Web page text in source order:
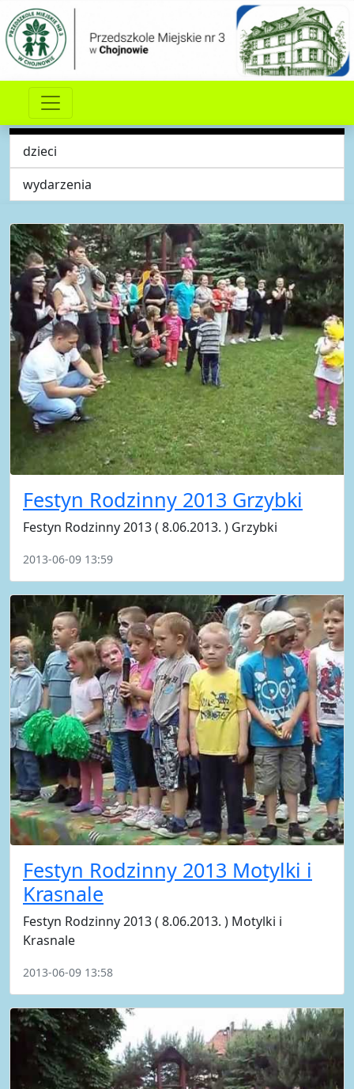
dzieci
wydarzenia
Festyn Rodzinny 2013 Grzybki
Festyn Rodzinny 2013 ( 8.06.2013. ) Grzybki
2013-06-09 13:59
Festyn Rodzinny 2013 Motylki i
Krasnale
Festyn Rodzinny 2013 ( 8.06.2013. ) Motylki i
Krasnale
2013-06-09 13:58